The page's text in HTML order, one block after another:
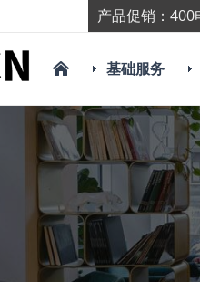
产品促销：
基础服务